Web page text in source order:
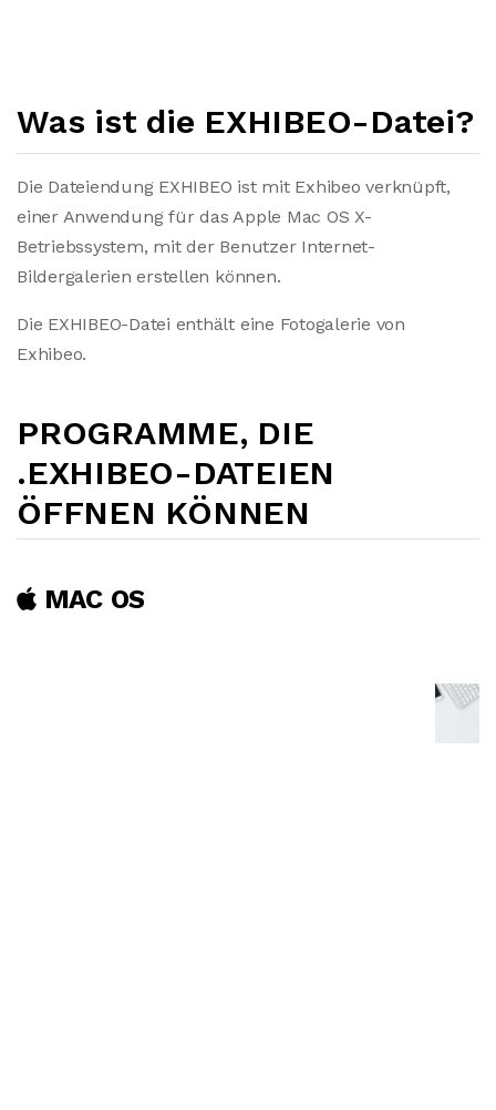
Was ist die EXHIBEO-Datei?
Die Dateiendung EXHIBEO ist mit Exhibeo verknüpft,
einer Anwendung für das Apple Mac OS X-
Betriebssystem, mit der Benutzer Internet-
Bildergalerien erstellen können.
Die EXHIBEO-Datei enthält eine Fotogalerie von
Exhibeo.
PROGRAMME, DIE
.EXHIBEO-DATEIEN
ÖFFNEN KÖNNEN
MAC OS